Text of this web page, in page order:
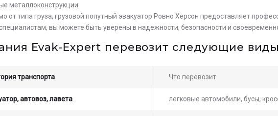
металлоконструкции.
от типа груза, грузовой попутный эвакуатор Ровно Херсон предоставляет
вы можете быть уверены в надежности, безопасности и
Evak-Expert перевозит следующие
транспорта Что перевозит
автовоз, лавета легковые автомобили, бусы,